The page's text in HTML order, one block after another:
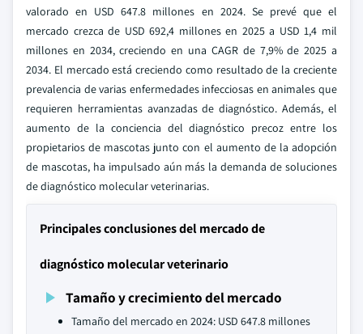
valorado en USD 647.8 millones en 2024. Se prevé que el
mercado crezca de USD 692,4 millones en 2025 a USD 1,4 mil
millones en 2034, creciendo en una CAGR de 7,9% de 2025 a
2034. El mercado está creciendo como resultado de la creciente
prevalencia de varias enfermedades infecciosas en animales que
requieren herramientas avanzadas de diagnóstico. Además, el
aumento de la conciencia del diagnóstico precoz entre los
propietarios de mascotas junto con el aumento de la adopción
de mascotas, ha impulsado aún más la demanda de soluciones
de diagnóstico molecular veterinarias.
Principales conclusiones del mercado de
diagnóstico molecular veterinario
Tamaño y crecimiento del mercado
Tamaño del mercado en 2024: USD 647.8 millones